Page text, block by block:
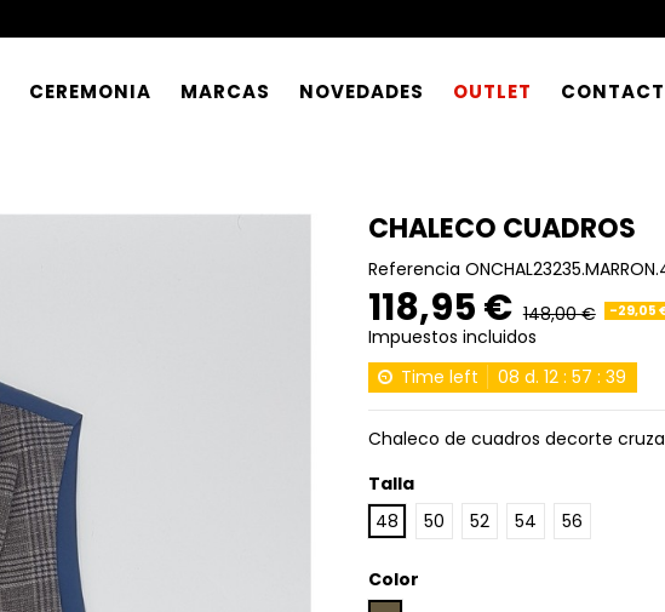
CEREMONIA MARCAS NOVEDADES OUTLET
CHALECO CUADROS
Referencia
118,95 € 148,00 € -29,05
Impuestos incluidos
Time left
08 d. 12 :57 :37
Chaleco de cuadros decorte
Talla
48
50 52 54 56
Color